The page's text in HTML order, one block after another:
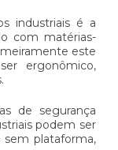
industriaisé a
com matérias-
este
ergonômico,
de segurança
podem ser
plataforma,